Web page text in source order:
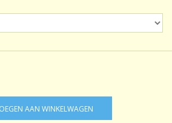
AAN WINKELWAGEN